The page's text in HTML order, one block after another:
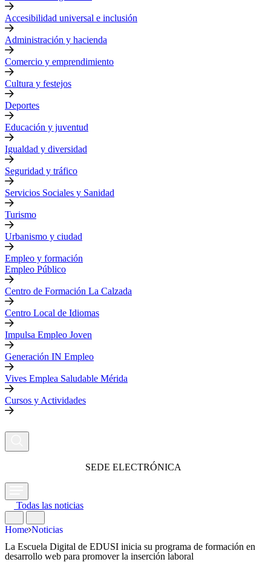
Accesibilidad universal e inclusión
Administración y hacienda
Comercio y emprendimiento
Cultura y festejos
Deportes
Educación y juventud
Igualdad y diversidad
Seguridad y tráfico
Servicios Sociales y Sanidad
Turismo
Urbanismo y ciudad
Empleo y formación
Empleo Público
Centro de Formación La Calzada
Centro Local de Idiomas
Impulsa Empleo Joven
Generación IN Empleo
Vives Emplea Saludable Mérida
Cursos y Actividades
SEDE ELECTRÓNICA
Todas las noticias
Home Noticias
La Escuela Digital de EDUSI inicia su programa de formación en
desarrollo web para promover la inserción laboral